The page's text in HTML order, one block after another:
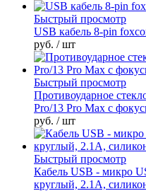
Быстрый просмотр
USB кабель 8-pin
руб. / шт
Быстрый просмотр
Противоударное
Pro/13 Pro Max с
руб. / шт
Быстрый просмотр
Кабель USB - микро
круглый, 2.1A,